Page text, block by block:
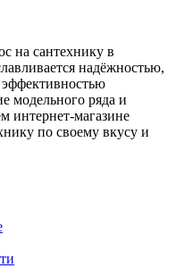
на сантехнику в
надёжностью,
модельного ряда и
интернет-магазине
по своему вкусу и